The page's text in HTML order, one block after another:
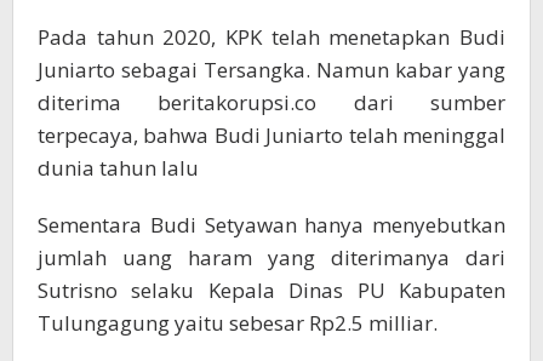
Pada tahun 2020, KPK telah menetapkan Budi
Juniarto sebagai Tersangka. Namun kabar yang
diterima beritakorupsi.co dari sumber
terpecaya, bahwa Budi Juniarto telah meninggal
dunia tahun lalu
Sementara Budi Setyawan hanya menyebutkan
jumlah uang haram yang diterimanya dari
Sutrisno selaku Kepala Dinas PU Kabupaten
Tulungagung yaitu sebesar Rp2.5 milliar.